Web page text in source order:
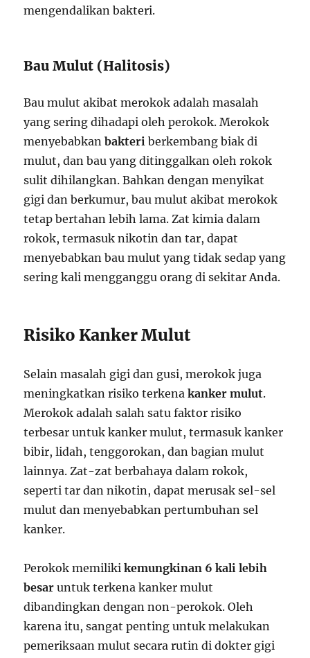
mengendalikan bakteri.
Bau Mulut (Halitosis)
Bau mulut akibat merokok adalah masalah
yang sering dihadapi oleh perokok. Merokok
menyebabkanbakteri berkembang biak di
mulut, dan bau yang ditinggalkan oleh rokok
sulit dihilangkan. Bahkan dengan menyikat
gigi dan berkumur, bau mulut akibat merokok
tetap bertahan lebih lama. Zat kimia dalam
rokok, termasuk nikotin dan tar, dapat
menyebabkan bau mulut yang tidak sedap yang
sering kali mengganggu orang di sekitar Anda.
Risiko Kanker Mulut
Selain masalah gigi dan gusi, merokok juga
meningkatkan risiko terkenakanker mulut.
Merokok adalah salah satu faktor risiko
terbesar untuk kanker mulut, termasuk kanker
bibir, lidah, tenggorokan, dan bagian mulut
lainnya. Zat-zat berbahaya dalam rokok,
seperti tar dan nikotin, dapat merusak sel-sel
mulut dan menyebabkan pertumbuhan sel
kanker.
Perokok memilikikemungkinan 6 kali lebih
besar untuk terkena kanker mulut
dibandingkan dengan non-perokok. Oleh
karena itu, sangat penting untuk melakukan
pemeriksaan mulut secara rutin di dokter gigi